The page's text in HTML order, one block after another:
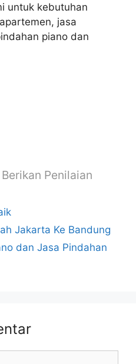
untuk kebutuhan
jasa
piano dan
Berikan Penilaian
Jakarta Ke Bandung
dan Jasa Pindahan